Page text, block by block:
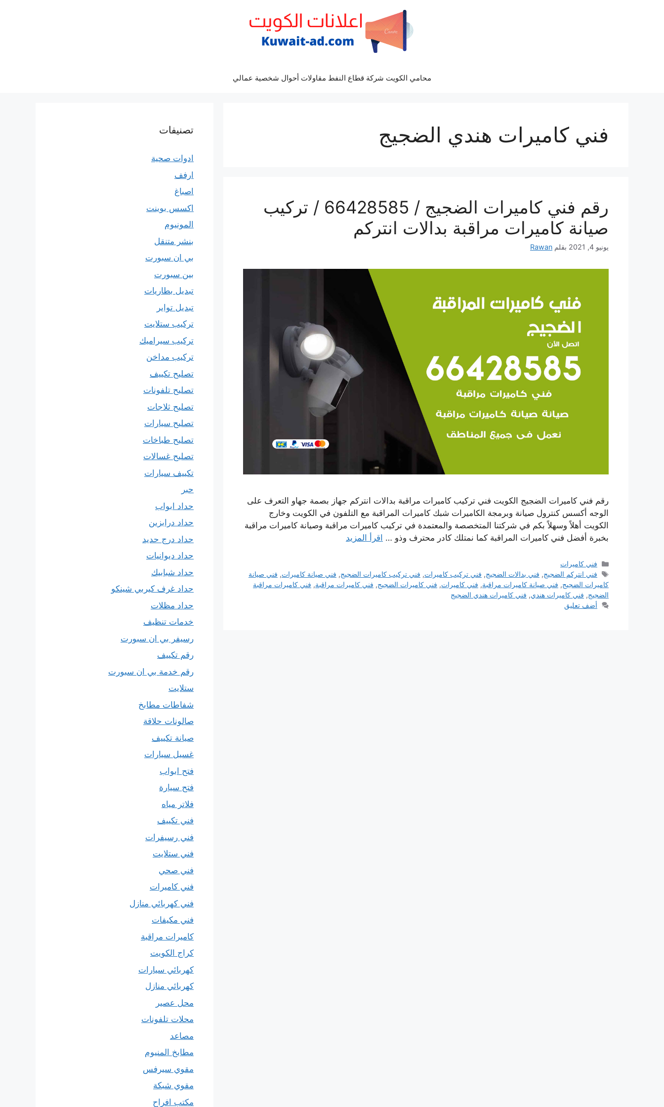
محامي الكويت شركة قطاع النفط مقاولات أحوال شخصية عمالي
فني كاميرات هندي الضجيج
رقم فني كاميرات الضجيج / 66428585 / تركيب
صيانة كاميرات مراقبة بدالات انتركم
يونيو 4, 2021 بقلم Rawan
رقم فني كاميرات الضجيج الكويت فني تركيب كاميرات مراقبة بدالات انتركم جهاز بصمة جهاو التعرف على
الوجه أكسس كنترول صيانة وبرمجة الكاميرات شبك كاميرات المراقبة مع التلفون في الكويت وخارج
الكويت أهلاً وسهلاً بكم في شركتنا المتخصصة والمعتمدة في تركيب كاميرات مراقبة وصيانة كاميرات مراقبة
بخبرة أفضل فني كاميرات المراقبة كما نمتلك كادر محترف وذو … اقرأ المزيد
التصنيفات
فني كاميرات
الوسوم
فني انتركم الضجيج, فني بدالات الضجيج, فني تركيب كاميرات, فني تركيب كاميرات الضجيج, فني صيانة كاميرات, فني صيانة
كاميرات الضجيج, فني صيانة كاميرات مراقبة, فني كاميرات, فني كاميرات الضجيج, فني كاميرات مراقبة, فني كاميرات مراقبة
الضجيج, فني كاميرات هندي, فني كاميرات هندي الضجيج
أضف تعليق
تصنيفات
ادوات صحية
ارفف
اصباغ
اكسس بوينت
المونيوم
بنشر متنقل
بي ان سبورت
بين سبورت
تبديل بطاريات
تبديل تواير
تركيب ستلايت
تركيب سيراميك
تركيب مداخن
تصليح تكييف
تصليح تلفونات
تصليح ثلاجات
تصليح سيارات
تصليح طباخات
تصليح غسالات
تكييف سيارات
حبر
حداد ابواب
حداد درابزين
حداد درج حديد
حداد ديوانيات
حداد شبابيك
حداد غرف كيربي شينكو
حداد مظلات
خدمات تنظيف
رسيفر بي ان سبورت
رقم تكييف
رقم خدمة بي ان سبورت
ستلايت
شفاطات مطابخ
صالونات حلاقة
صيانة تكييف
غسيل سيارات
فتح ابواب
فتح سيارة
فلاتر مياه
فني تكييف
فني رسيفرات
فني ستلايت
فني صحي
فني كاميرات
فني كهربائي منازل
فني مكيفات
كاميرات مراقبة
كراج الكويت
كهربائي سيارات
كهربائي منازل
محل عصير
محلات تلفونات
مصاعد
مطابخ المنيوم
مقوي سيرفس
مقوي شبكة
مكتب افراح